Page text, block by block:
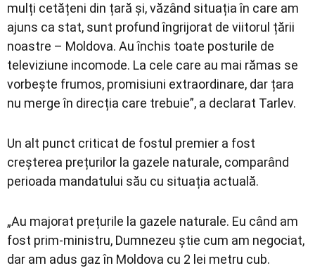
mulți cetățeni din țară și, văzând situația în care am
ajuns ca stat, sunt profund îngrijorat de viitorul țării
noastre – Moldova. Au închis toate posturile de
televiziune incomode. La cele care au mai rămas se
vorbește frumos, promisiuni extraordinare, dar țara
nu merge în direcția care trebuie”, a declarat Tarlev.
Un alt punct criticat de fostul premier a fost
creșterea prețurilor la gazele naturale, comparând
perioada mandatului său cu situația actuală.
„Au majorat prețurile la gazele naturale. Eu când am
fost prim-ministru, Dumnezeu știe cum am negociat,
dar am adus gaz în Moldova cu 2 lei metru cub.